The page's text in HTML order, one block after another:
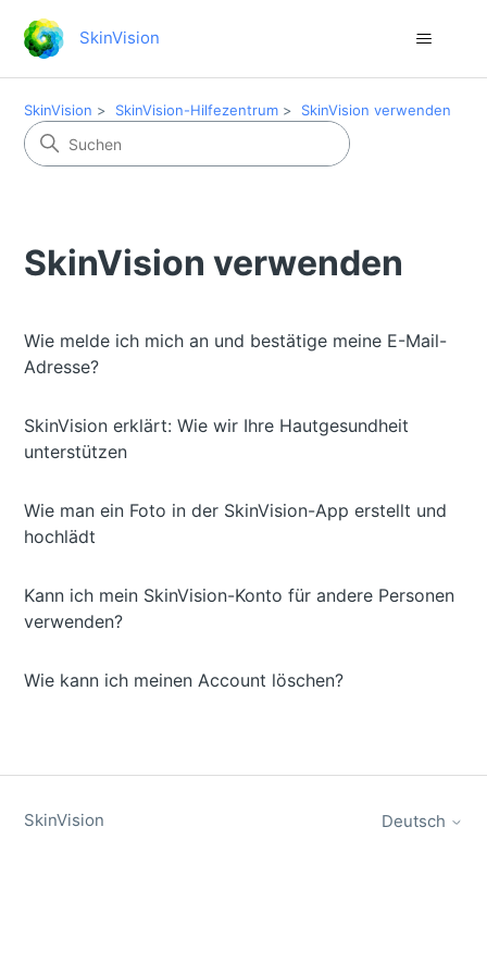
SkinVision
SkinVision SkinVision-Hilfezentrum SkinVision verwenden
SkinVision verwenden
Wie melde ich mich an und bestätige meine E-Mail-
Adresse?
SkinVision erklärt: Wie wir Ihre Hautgesundheit
unterstützen
Wie man ein Foto in der SkinVision-App erstellt und
hochlädt
Kann ich mein SkinVision-Konto für andere Personen
verwenden?
Wie kann ich meinen Account löschen?
SkinVision Deutsch